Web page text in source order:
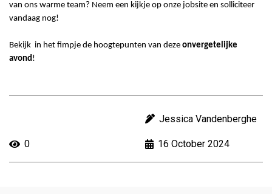
van ons warme team? Neem een kijkje op onze jobsite en solliciteer
vandaag nog!
Bekijk in het fimpje de hoogtepunten van deze onvergetelijke
avond!
Jessica Vandenberghe
0 16 October 2024